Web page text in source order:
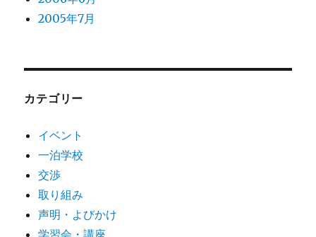
2005年7月
カテゴリー
イベント
一泊学校
交渉
取り組み
声明・よびかけ
学習会・講座